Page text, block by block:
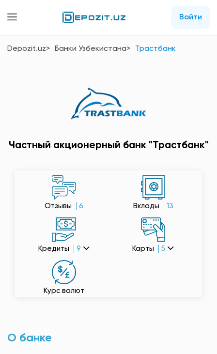
Войти
Depozit.uz Банки Узбекистана Трастбанк
Частный акционерный банк "Трастбанк"
Отзывы 6 Вклады 13
Кредиты 9 Карты 5
Курс валют
О банке